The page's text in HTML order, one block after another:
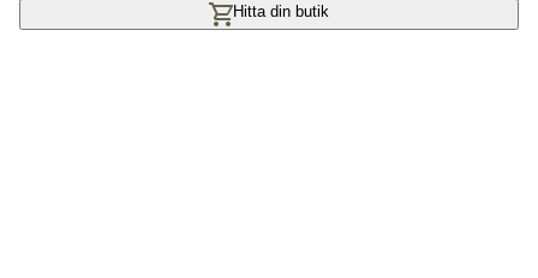
Hitta din butik